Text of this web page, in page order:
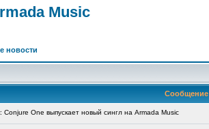
Music
новости
Сообщение
One выпускает новый сингл на Armada Music